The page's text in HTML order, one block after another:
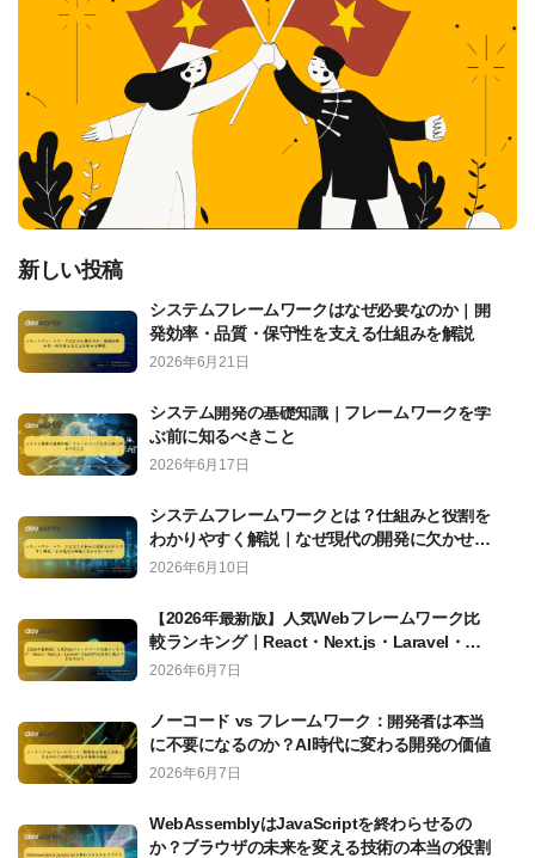
新しい投稿
システムフレームワークはなぜ必要なのか｜開
発効率・品質・保守性を支える仕組みを解説
2026年6月21日
システム開発の基礎知識｜フレームワークを学
ぶ前に知るべきこと
2026年6月17日
システムフレームワークとは？仕組みと役割を
わかりやすく解説｜なぜ現代の開発に欠かせな
いのか
2026年6月10日
【2026年最新版】人気Webフレームワーク比
較ランキング｜React・Next.js・Laravel・
FastAPIは本当に選ぶべきなのか？
2026年6月7日
ノーコード vs フレームワーク：開発者は本当
に不要になるのか？AI時代に変わる開発の価値
2026年6月7日
WebAssemblyはJavaScriptを終わらせるの
か？ブラウザの未来を変える技術の本当の役割